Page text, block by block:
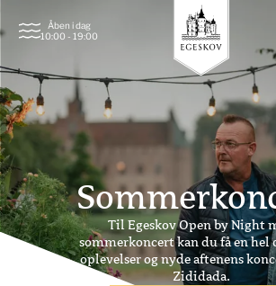
Åben i dag
10:00 - 19:00
Til Egeskov Open by Night
sommerkoncert kan du få en hel
oplevelser og nyde aftenens
Zididada.